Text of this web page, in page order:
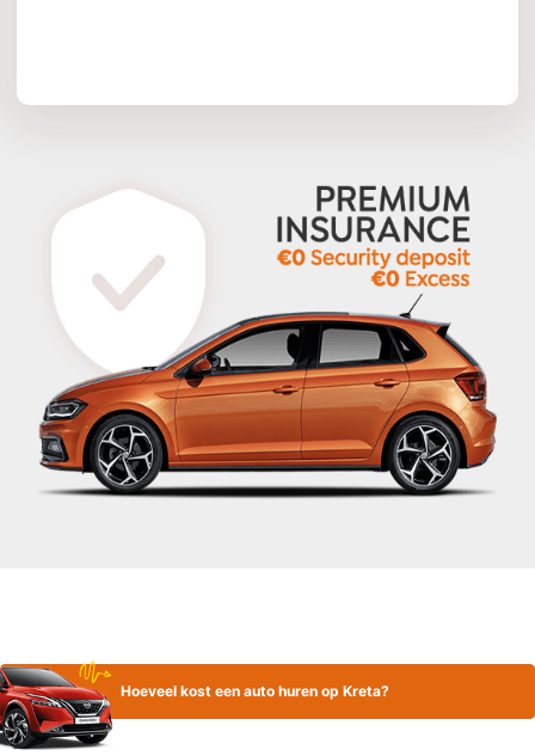
Hoeveel kost een auto huren op Kreta?